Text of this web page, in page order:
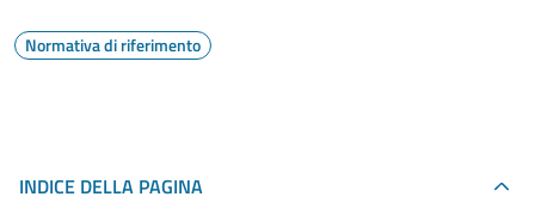
Normativa di riferimento
INDICE DELLA PAGINA